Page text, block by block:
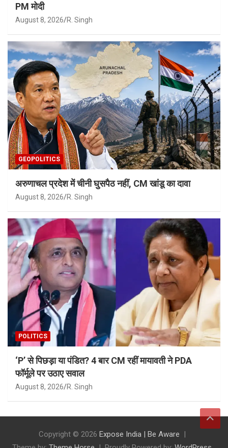
PM मोदी
August 8, 2026 R. Singh
GEOPOLITICS
अरुणाचल प्रदेश में चीनी घुसपैठ नहीं, CM खांडू का दावा
August 8, 2026 R. Singh
POLITICS
‘P’ से पिछड़ा या पंडित? 4 बार CM रहीं मायावती ने PDA
फॉर्मूले पर उठाए सवाल
August 8, 2026 R. Singh
Copyright © 2026 Expose India | Be Aware